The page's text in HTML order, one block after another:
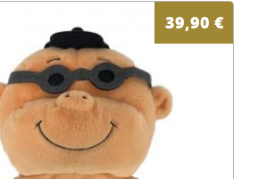
39,90 €